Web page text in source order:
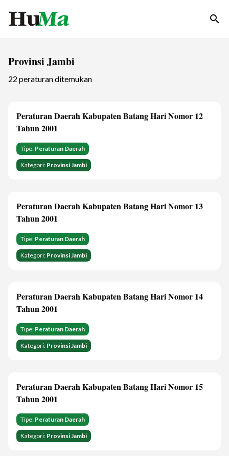
search
Provinsi Jambi
22 peraturan ditemukan
Peraturan Daerah Kabupaten Batang Hari Nomor 12
Tahun 2001
Tipe: Peraturan Daerah
Kategori: Provinsi Jambi
Peraturan Daerah Kabupaten Batang Hari Nomor 13
Tahun 2001
Tipe: Peraturan Daerah
Kategori: Provinsi Jambi
Peraturan Daerah Kabupaten Batang Hari Nomor 14
Tahun 2001
Tipe: Peraturan Daerah
Kategori: Provinsi Jambi
Peraturan Daerah Kabupaten Batang Hari Nomor 15
Tahun 2001
Tipe: Peraturan Daerah
Kategori: Provinsi Jambi